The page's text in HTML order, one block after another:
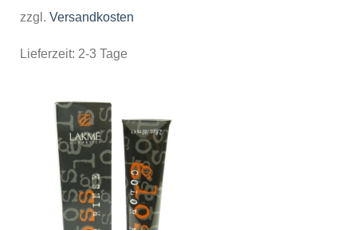
zzgl. Versandkosten
Lieferzeit: 2-3 Tage